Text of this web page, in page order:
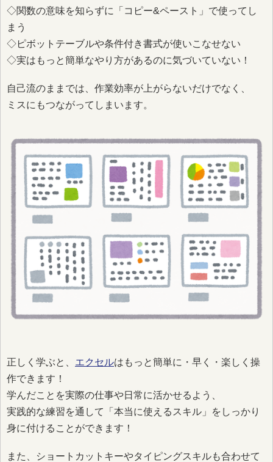
◇関数の意味を知らずに「コピー&ペースト」で使ってし
まう
◇ピボットテーブルや条件付き書式が使いこなせない
◇実はもっと簡単なやり方があるのに気づいていない！
自己流のままでは、作業効率が上がらないだけでなく、
ミスにもつながってしまいます。
正しく学ぶと、 エクセルはもっと簡単に・早く・楽しく操
作できます！
学んだことを実際の仕事や日常に活かせるよう、
実践的な練習を通して「本当に使えるスキル」をしっかり
身に付けることができます！
また、ショートカットキーやタイピングスキルも合わせて